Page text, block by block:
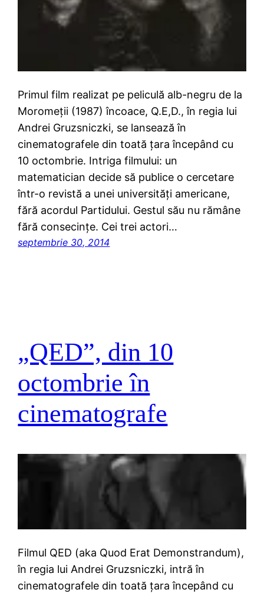
Primul film realizat pe peliculă alb-negru de la
Moromeții (1987) încoace, Q.E,D., în regia lui
Andrei Gruzsniczki, se lansează în
cinematografele din toată țara începând cu
10 octombrie. Intriga filmului: un
matematician decide să publice o cercetare
într-o revistă a unei universităţi americane,
fără acordul Partidului. Gestul său nu rămâne
fără consecințe. Cei trei actori…
septembrie 30, 2014
„QED”, din 10
octombrie în
cinematografe
Filmul QED (aka Quod Erat Demonstrandum),
în regia lui Andrei Gruzsniczki, intră în
cinematografele din toată țara începând cu